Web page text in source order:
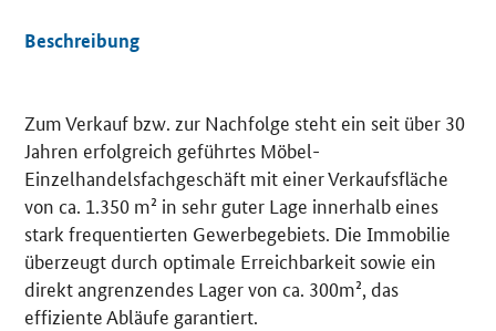
Details
Beschreibung
Zum Verkauf bzw. zur Nachfolge steht ein seit über 30
Jahren erfolgreich geführtes Möbel-
Einzelhandelsfachgeschäft mit einer Verkaufsfläche
von ca. 1.350 m² in sehr guter Lage innerhalb eines
stark frequentierten Gewerbegebiets. Die Immobilie
überzeugt durch optimale Erreichbarkeit sowie ein
direkt angrenzendes Lager von ca. 300m², das
effiziente Abläufe garantiert.